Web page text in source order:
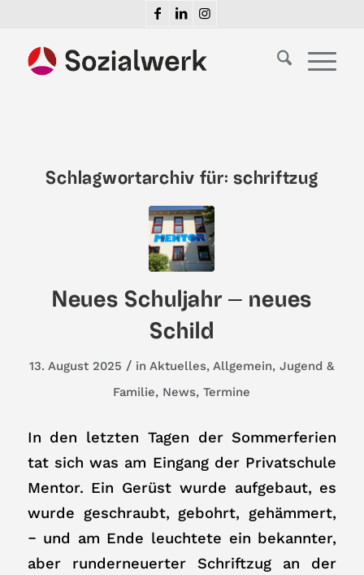
Schlagwortarchiv für:schriftzug
Neues Schuljahr ‒ neues
Schild
13. August 2025 / inAktuelles,Allgemein,Jugend &
Familie, News,Termine
In den letzten Tagen der Sommerferien
tat sich was am Eingang der Privatschule
Mentor. Ein Gerüst wurde aufgebaut, es
wurde geschraubt, gebohrt, gehämmert,
‒ und am Ende leuchtete ein bekannter,
aber runderneuerter Schriftzug an der